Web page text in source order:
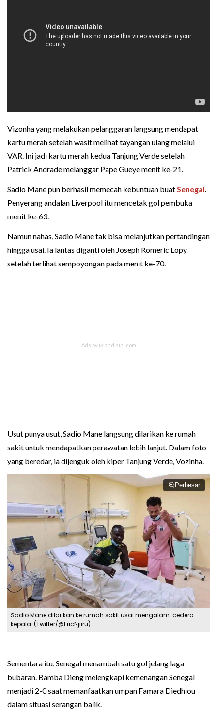
Vizonha yang melakukan pelanggaran langsung mendapat
kartu merah setelah wasit melihat tayangan ulang melalui
VAR. Ini jadi kartu merah kedua Tanjung Verde setelah
Patrick Andrade melanggar Pape Gueye menit ke-21.
Sadio Mane pun berhasil memecah kebuntuan buatSenegal.
Penyerang andalan Liverpool itu mencetak gol pembuka
menit ke-63.
Namun nahas, Sadio Mane tak bisa melanjutkan pertandingan
hingga usai. Ia lantas diganti oleh Joseph Romeric Lopy
setelah terlihat sempoyongan pada menit ke-70.
Usut punya usut, Sadio Mane langsung dilarikan ke rumah
sakit untuk mendapatkan perawatan lebih lanjut. Dalam foto
yang beredar, ia dijenguk oleh kiper Tanjung Verde, Vozinha.
Perbesar
Sadio Mane dilarikan ke rumah sakit usai mengalami cedera
kepala. (Twitter/@EricNjiiru)
Sementara itu, Senegal menambah satu gol jelang laga
bubaran. Bamba Dieng melengkapi kemenangan Senegal
menjadi 2-0 saat memanfaatkan umpan Famara Diedhiou
dalam situasi serangan balik.